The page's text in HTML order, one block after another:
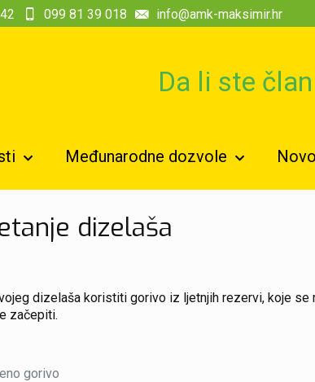
099 81 39 018 info@amk-maksimir.hr
Da li ste
Međunarodne dozvole
dizelaša
dizelaša koristiti gorivo iz ljetnjih rezervi, koje se
začepiti.
gorivo